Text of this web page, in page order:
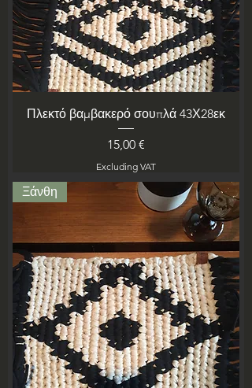
Πλεκτό βαμβακερό σουπλά 43Χ28εκ
Price
15,00 €
Excluding VAT
Ξάνθη